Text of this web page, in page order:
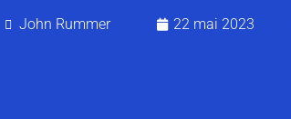
John Rummer 22 mai 2023